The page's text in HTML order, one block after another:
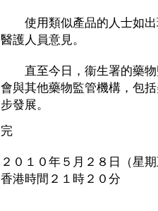
使用類似產品的人士如出
醫護人員意見。
直至今日，衞生署的藥物
會與其他藥物監管機構，包
步發展。
完
２０１０年５月２８日（星
香港時間２１時２０分